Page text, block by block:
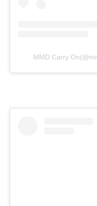
MMD Carry